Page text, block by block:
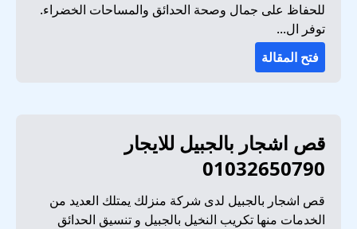
للحفاظ على جمال وصحة الحدائق والمساحات الخضراء.
توفر ال...
فتح المقالة
قص اشجار بالجبيل للايجار
01032650790
قص اشجار بالجبيل لدى شركة منزلك يمتلك العديد من
الخدمات منها تكريب النخيل بالجبيل و تنسيق الحدائق